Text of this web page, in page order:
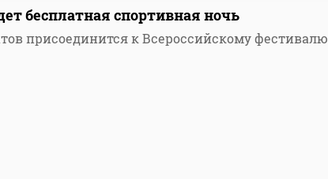
бесплатная спортивная ночь
присоединится к Всероссийскому фестивалю